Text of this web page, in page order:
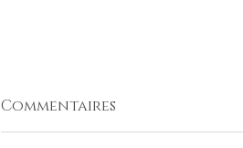
Commentaires